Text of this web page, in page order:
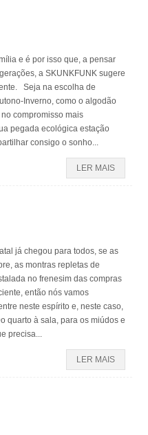
e é por isso que, a pensar
a SKUNKFUNK sugere
Seja na escolha de
Inverno, como o algodão
compromisso mais
pegada ecológica estação
consigo o sonho...
LER MAIS
já chegou para todos, se as
as montras repletas de
no frenesim das compras
então nós vamos
neste espírito e, neste caso,
quarto à sala, para os miúdos e
precisa...
LER MAIS